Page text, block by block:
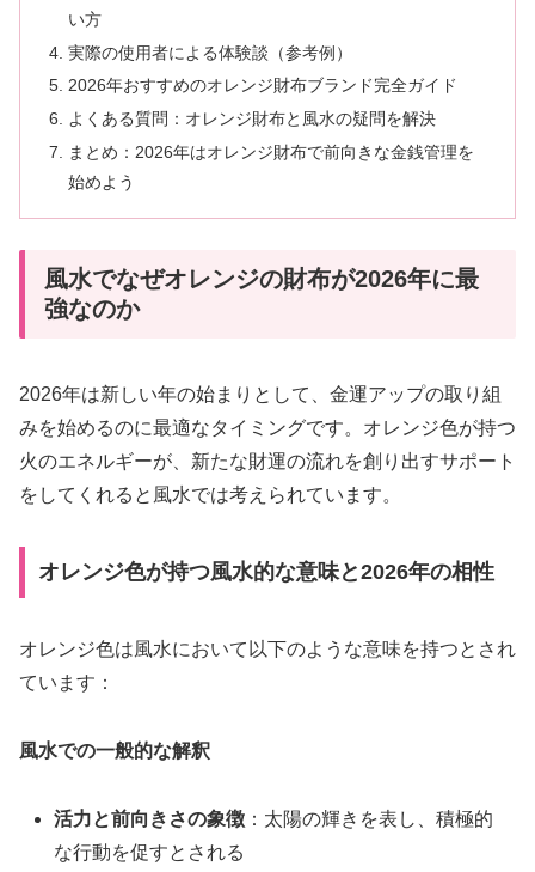
い方
実際の使用者による体験談（参考例）
2026年おすすめのオレンジ財布ブランド完全ガイド
よくある質問：オレンジ財布と風水の疑問を解決
まとめ：2026年はオレンジ財布で前向きな金銭管理を
始めよう
風水でなぜオレンジの財布が2026年に最
強なのか
2026年は新しい年の始まりとして、金運アップの取り組
みを始めるのに最適なタイミングです。オレンジ色が持つ
火のエネルギーが、新たな財運の流れを創り出すサポート
をしてくれると風水では考えられています。
オレンジ色が持つ風水的な意味と2026年の相性
オレンジ色は風水において以下のような意味を持つとされ
ています：
風水での一般的な解釈
活力と前向きさの象徴 ：太陽の輝きを表し、積極的
な行動を促すとされる